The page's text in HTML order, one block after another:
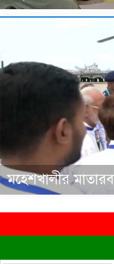
মহেশখালীর